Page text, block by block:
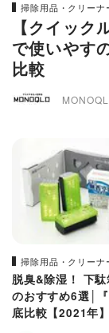
掃除用品・クリーナ
【クイッ
で使いやす
比較
掃除用品・クリーナ
脱臭&除湿！ 下
のおすすめ6選│
底比較【2021年】